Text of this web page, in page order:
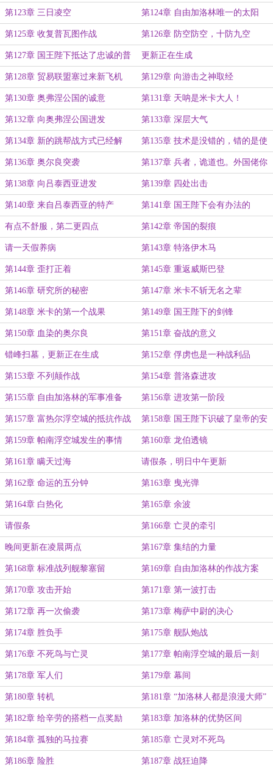
敌摧毁
第123章 三日凌空 第124章 自由加洛林唯一的太阳
第125章 收复普瓦图作战 第126章 防空防空，十防九空
第127章 国王陛下抵达了忠诚的普
瓦图
更新正在生成
第128章 贸易联盟塞过来新飞机 第129章 向游击之神取经
第130章 奥弗涅公国的诚意 第131章 天呐是米卡大人！
第132章 向奥弗涅公国进发 第133章 深层大气
第134章 新的跳帮战方式已经解
锁！
第135章 技术是没错的，错的是使
用技术的人
第136章 奥尔良突袭 第137章 兵者，诡道也。外国佬你
们就学吧！
第138章 向吕泰西亚进发 第139章 四处出击
第140章 来自吕泰西亚的特产 第141章 国王陛下会有办法的
有点不舒服，第二更四点 第142章 帝国的裂痕
请一天假养病 第143章 特洛伊木马
第144章 歪打正着 第145章 重返威斯巴登
第146章 研究所的秘密 第147章 米卡不斩无名之辈
第148章 米卡的第一个战果 第149章 国王陛下的剑锋
第150章 血染的奥尔良 第151章 奋战的意义
错峰扫墓，更新正在生成 第152章 俘虏也是一种战利品
第153章 不列颠作战 第154章 普洛森进攻
第155章 自由加洛林的军事准备 第156章 进攻第一阶段
第157章 富热尔浮空城的抵抗作战 第158章 国王陛下识破了皇帝的安
排
第159章 帕南浮空城发生的事情 第160章 龙伯透镜
第161章 瞒天过海 请假条，明日中午更新
第162章 命运的五分钟 第163章 曳光弹
第164章 白热化 第165章 余波
请假条 第166章 亡灵的牵引
晚间更新在凌晨两点 第167章 集结的力量
第168章 标准战列舰黎塞留 第169章 自由加洛林的作战方案
第170章 攻击开始 第171章 第一波打击
第172章 再一次偷袭 第173章 梅萨中尉的决心
第174章 胜负手 第175章 舰队炮战
第176章 不死鸟与亡灵 第177章 帕南浮空城的最后一刻
第178章 军人们 第179章 幕间
第180章 转机 第181章 “加洛林人都是浪漫大师”
第182章 给辛劳的搭档一点奖励 第183章 加洛林的优势区间
第184章 孤独的马拉赛 第185章 亡灵对不死鸟
第186章 险胜 第187章 战狂迫降